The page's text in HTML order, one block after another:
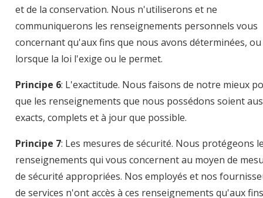
et de la conservation. Nous n'utiliserons et ne
communiquerons les renseignements personnels vous
concernant qu'aux fins que nous avons déterminées, ou
lorsque la loi l'exige ou le permet.
Principe 6: L'exactitude. Nous faisons de notre mieux
que les renseignements que nous possédons soient
exacts, complets et à jour que possible.
Principe 7: Les mesures de sécurité. Nous protégeons
renseignements qui vous concernent au moyen de
de sécurité appropriées. Nos employés et nos
de services n'ont accès à ces renseignements qu'aux fins